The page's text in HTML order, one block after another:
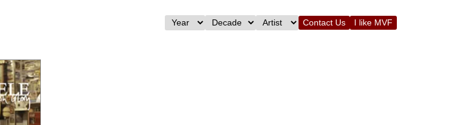
Contact Us I like MVF